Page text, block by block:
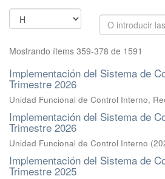
Mostrando ítems 359-378 de 1591
Implementación del Sistema de
Trimestre 2026
Unidad Funcional de Control Interno,
Implementación del Sistema de
Trimestre 2026
Unidad Funcional de Control Interno (
Implementación del Sistema de
Trimestre 2025